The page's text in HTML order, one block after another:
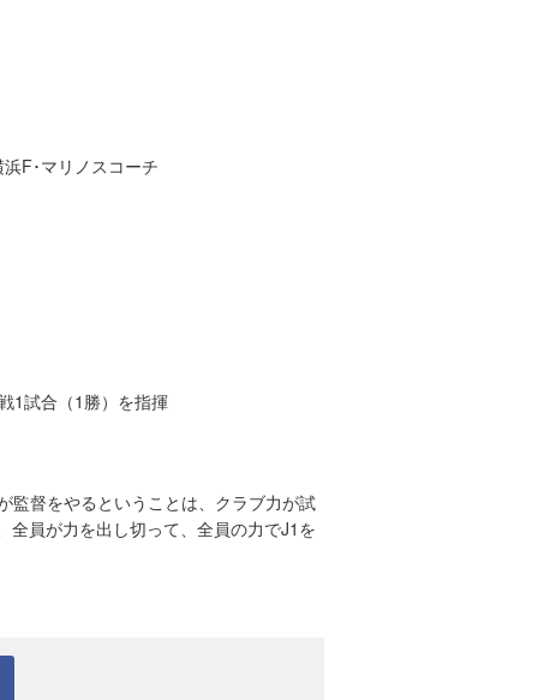
F･マリノスコーチ
1試合（1勝）を指揮
監督をやるということは、クラブ力が試
全員が力を出し切って、全員の力でJ1を